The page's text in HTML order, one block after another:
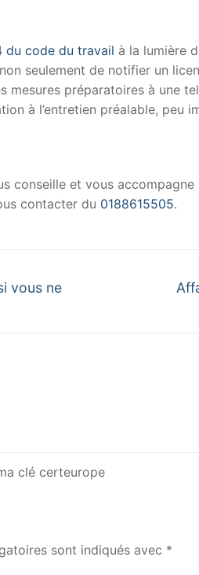
du code du travail à la lumière
seulement de notifier un
préparatoires à une
à l’entretien préalable, peu
conseille et vous
contacter du 0188615505.
vous ne
clé certeurope
sont indiqués avec *